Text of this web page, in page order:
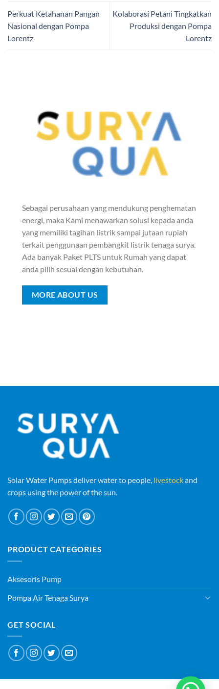
Perkuat Ketahanan Pangan
Nasional dengan Pompa
Lorentz
Kolaborasi Petani Tingkatkan
Produksi dengan Pompa
Lorentz
Sebagai perusahaan yang mendukung penghematan
energi, maka Kami menawarkan solusi kepada anda
yang memiliki tagihan listrik sampai jutaan rupiah
terkait penggunaan pembangkit listrik tenaga surya.
Ada banyak Paket PLTS untuk Rumah yang dapat
anda pilih sesuai dengan kebutuhan.
MORE ABOUT US
Solar Water Pumps deliver water to people, livestockand
crops using the power of the sun.
PRODUCT CATEGORIES
Aksesoris Pump
Pompa Air Tenaga Surya
GET SOCIAL